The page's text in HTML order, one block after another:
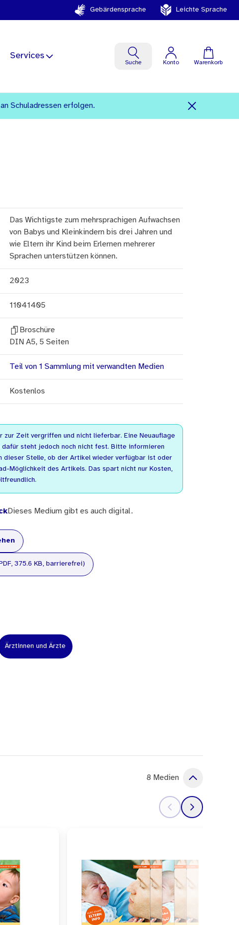
Gebärdensprache Leichte Sprache
Services
Suche Konto Warenkorb
Schuladressen erfolgen.
Das Wichtigste zum mehrsprachigen Aufwachsen
von Babys und Kleinkindern bis drei Jahren und
wie Eltern ihr Kind beim Erlernen mehrerer
Sprachen unterstützen können.
2023
11041405
Broschüre
DIN A5, 5 Seiten
Teil von 1 Sammlung mit verwandten Medien
Kostenlos
zur Zeit vergriffen und nicht lieferbar. Eine Neuauflage
steht jedoch noch nicht fest. Bitte informieren
dieser Stelle, ob der Artikel wieder verfügbar ist oder
Möglichkeit des Artikels. Das spart nicht nur Kosten,
Dieses Medium gibt es auch digital.
375.6 KB, barrierefrei)
Ärztinnen und Ärzte
8 Medien